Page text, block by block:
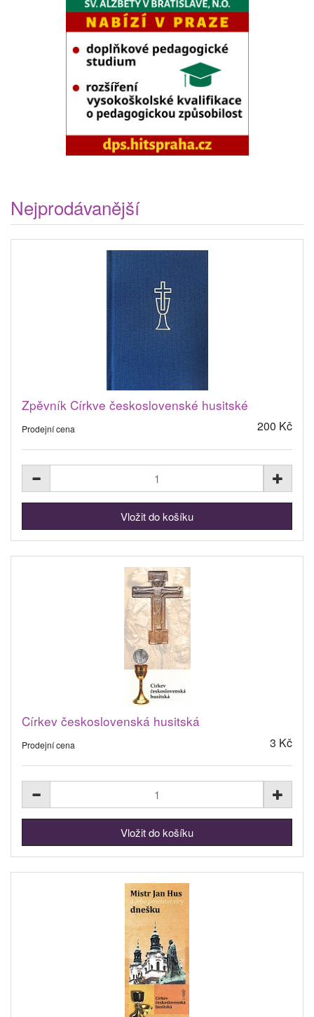
Nejprodávanější
Zpěvník Církve československé husitské
Prodejní cena 200 Kč
Církev československá husitská
Prodejní cena 3 Kč